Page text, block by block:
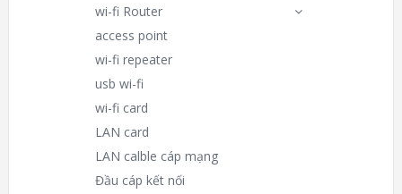
wi-fi Router
access point
wi-fi repeater
usb wi-fi
wi-fi card
LAN card
LAN calble cáp mạng
Đầu cáp kết nối